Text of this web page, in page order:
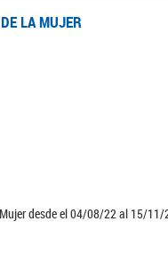
LA MUJER
desde el 04/08/22 al 15/